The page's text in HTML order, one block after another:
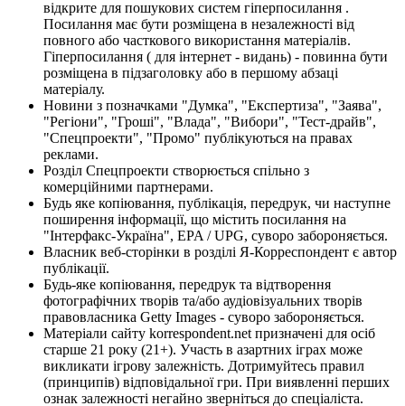
відкрите для пошукових систем гіперпосилання .
Посилання має бути розміщена в незалежності від
повного або часткового використання матеріалів.
Гіперпосилання ( для інтернет - видань) - повинна бути
розміщена в підзаголовку або в першому абзаці
матеріалу.
Новини з позначками "Думка", "Експертиза", "Заява",
"Регіони", "Гроші", "Влада", "Вибори", "Тест-драйв",
"Спецпроекти", "Промо" публікуються на правах
реклами.
Розділ Спецпроекти створюється спільно з
комерційними партнерами.
Будь яке копіювання, публікація, передрук, чи наступне
поширення інформації, що містить посилання на
"Інтерфакс-Україна", EPA / UPG, суворо забороняється.
Власник веб-сторінки в розділі Я-Корреспондент є автор
публікації.
Будь-яке копіювання, передрук та відтворення
фотографічних творів та/або аудіовізуальних творів
правовласника Getty Images - суворо забороняється.
Матеріали сайту korrespondent.net призначені для осіб
старше 21 року (21+). Участь в азартних іграх може
викликати ігрову залежність. Дотримуйтесь правил
(принципів) відповідальної гри. При виявленні перших
ознак залежності негайно зверніться до спеціаліста.